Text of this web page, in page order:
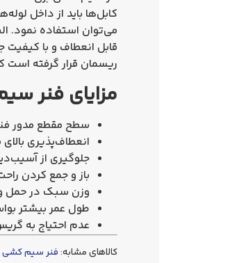
کابل‌ها باید از داخل
می‌توان استفاده نمود.
قابل انعطاف و با
ریسمان قرار گرفته است
مزایای فنر
سطح مقطع مدور فنر باعث چرخش 360
انعطاف‌پذیری بالای
جلوگیری از
باز و جمع کردن
وزن سبک در حمل
طول عمر بیشتر
عدم احتیاج به
کالاهای مشابه: فنر سیم کشی PSF5 مشکی 6 متری – افق محور صنعت